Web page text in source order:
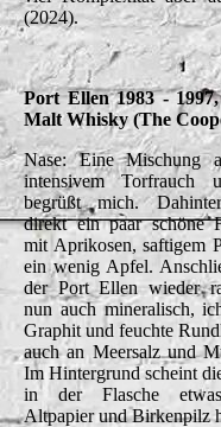
(2024).
Port Ellen 1983 -
Malt Whisky (The
Nase: Eine Mischung
intensivem Torfrauch
begrüßt mich.
direkt ein paar schöne
mit Aprikosen, saftigem
ein wenig Apfel.
der Port Ellen wieder
nun auch mineralisch,
Graphit und feuchte
auch an Meersalz und
Im Hintergrund scheint
in der Flasche
Altpapier und Birkenpilz